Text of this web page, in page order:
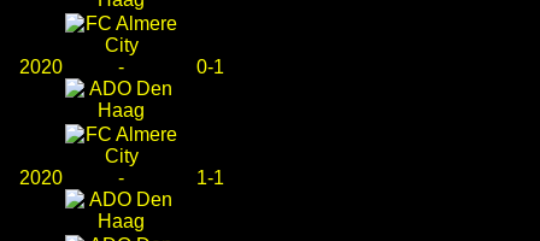
2020 - 0-1
2020 - 1-1